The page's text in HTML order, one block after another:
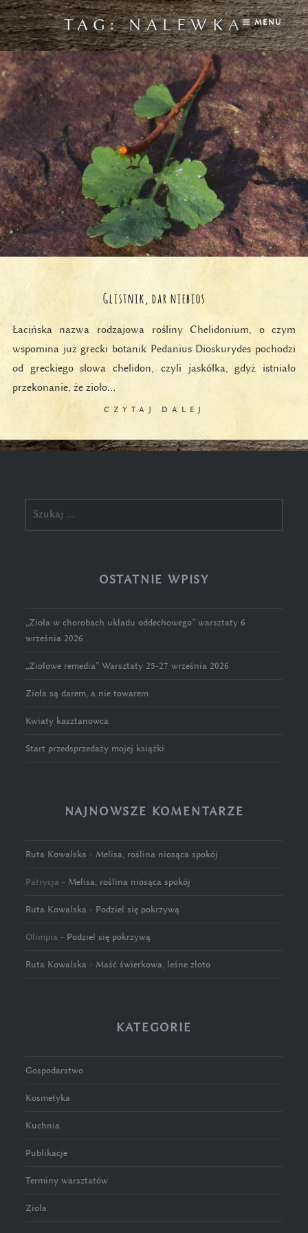
Przejdź
do
treści
MENU
TAG:NALEWKA
Glistnik, dar niebios
Łacińska nazwa rodzajowa rośliny Chelidonium, o czym
wspomina już grecki botanik Pedanius Dioskurydes pochodzi
od greckiego słowa chelidon, czyli jaskółka, gdyż istniało
przekonanie, że zioło…
CZYTAJ DALEJ
OSTATNIE WPISY
„Zioła w chorobach układu oddechowego” warsztaty 6
września 2026
„Ziołowe remedia” Warsztaty 25-27 września 2026
Zioła są darem, a nie towarem
Kwiaty kasztanowca
Start przedsprzedaży mojej książki
NAJNOWSZE KOMENTARZE
Ruta Kowalska - Melisa, roślina niosąca spokój
Patrycja - Melisa, roślina niosąca spokój
Ruta Kowalska - Podziel się pokrzywą
Olimpia - Podziel się pokrzywą
Ruta Kowalska - Maść świerkowa, leśne złoto
KATEGORIE
Gospodarstwo
Kosmetyka
Kuchnia
Publikacje
Terminy warsztatów
Zioła